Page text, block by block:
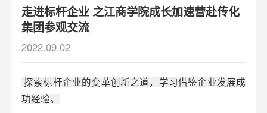
走进标杆企业 之江商学院成长加速营赴传化
集团参观交流
2022.09.02
探索标杆企业的变革创新之道，学习借鉴企业发展成
功经验。